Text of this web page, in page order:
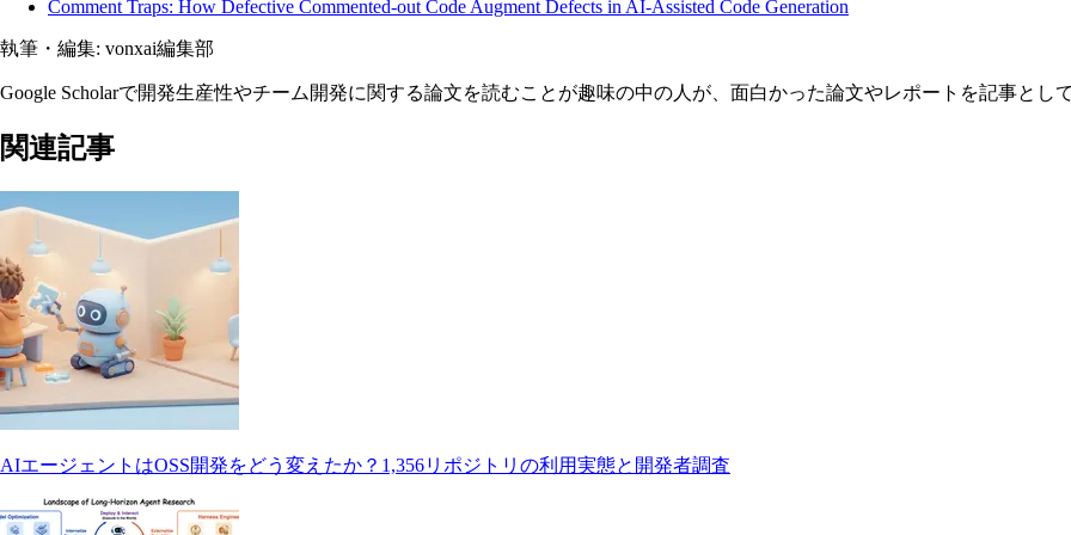
Comment Traps: How Defective Commented-out Code Augment Defects in AI-Assisted Code Generation
執筆・編集: vonxai編集部
Google Scholarで開発生産性やチーム開発に関する論文を読むことが趣味の中の人が、面白かった論文やレポートを記事とし
関連記事
AIエージェントはOSS開発をどう変えたか？1,356リポジトリの利用実態と開発者調査